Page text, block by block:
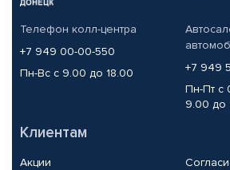
Телефон колл-центра
+7 949 00-00-550
Пн-Вс с 9.00 до 18.00
+7 949
Пн-Пт с
9.00 до
Клиентам
Акции